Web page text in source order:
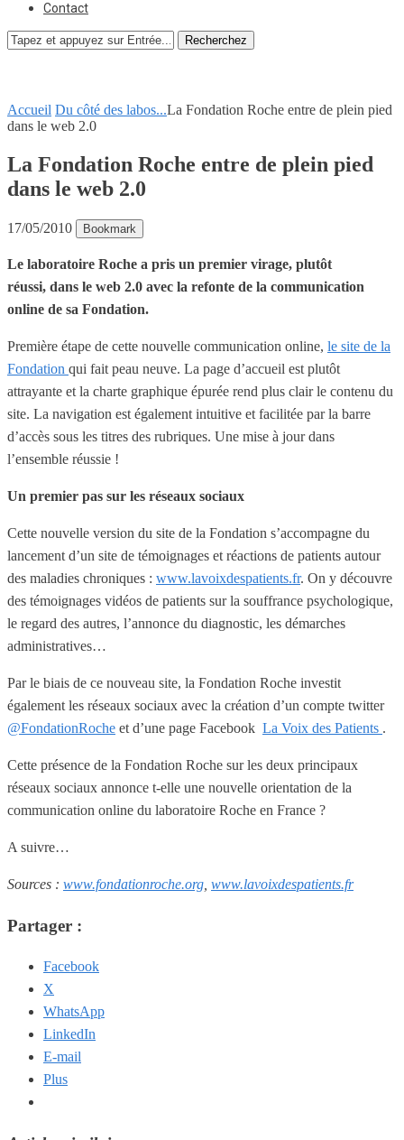
Contact
Recherchez
Accueil Du côté des labos...La Fondation Roche entre de plein pied
dans le web 2.0
La Fondation Roche entre de plein pied
dans le web 2.0
17/05/2010 Bookmark
Le laboratoire Roche a pris un premier virage, plutôt
réussi, dans le web 2.0 avec la refonte de la communication
online de sa Fondation.
Première étape de cette nouvelle communication online, le site de la
Fondation qui fait peau neuve. La page d’accueil est plutôt
attrayante et la charte graphique épurée rend plus clair le contenu du
site. La navigation est également intuitive et facilitée par la barre
d’accès sous les titres des rubriques. Une mise à jour dans
l’ensemble réussie !
Un premier pas sur les réseaux sociaux
Cette nouvelle version du site de la Fondation s’accompagne du
lancement d’un site de témoignages et réactions de patients autour
des maladies chroniques : www.lavoixdespatients.fr. On y découvre
des témoignages vidéos de patients sur la souffrance psychologique,
le regard des autres, l’annonce du diagnostic, les démarches
administratives…
Par le biais de ce nouveau site, la Fondation Roche investit
également les réseaux sociaux avec la création d’un compte twitter
@FondationRoche et d’une page Facebook La Voix des Patients .
Cette présence de la Fondation Roche sur les deux principaux
réseaux sociaux annonce t-elle une nouvelle orientation de la
communication online du laboratoire Roche en France ?
A suivre…
Sources : www.fondationroche.org www.lavoixdespatients.fr
Partager :
Facebook
X
WhatsApp
LinkedIn
E-mail
Plus